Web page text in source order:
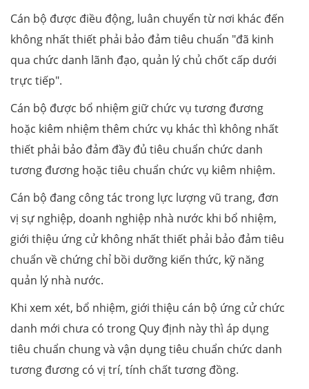
Cán bộ được điều động, luân chuyển từ nơi khác đến
không nhất thiết phải bảo đảm tiêu chuẩn "đã kinh
qua chức danh lãnh đạo, quản lý chủ chốt cấp dưới
trực tiếp".
Cán bộ được bổ nhiệm giữ chức vụ tương đương
hoặc kiêm nhiệm thêm chức vụ khác thì không nhất
thiết phải bảo đảm đầy đủ tiêu chuẩn chức danh
tương đương hoặc tiêu chuẩn chức vụ kiêm nhiệm.
Cán bộ đang công tác trong lực lượng vũ trang, đơn
vị sự nghiệp, doanh nghiệp nhà nước khi bổ nhiệm,
giới thiệu ứng cử không nhất thiết phải bảo đảm tiêu
chuẩn về chứng chỉ bồi dưỡng kiến thức, kỹ năng
quản lý nhà nước.
Khi xem xét, bổ nhiệm, giới thiệu cán bộ ứng cử chức
danh mới chưa có trong Quy định này thì áp dụng
tiêu chuẩn chung và vận dụng tiêu chuẩn chức danh
tương đương có vị trí, tính chất tương đồng.